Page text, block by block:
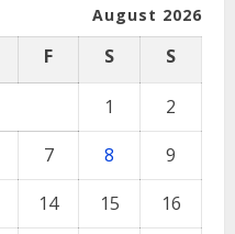
August 2026
F S S
1
2
7 8
9
14 15
16